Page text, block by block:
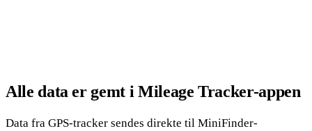
Alle data er gemt i Mileage Tracker-appen
Data fra GPS-tracker sendes direkte til MiniFinder-